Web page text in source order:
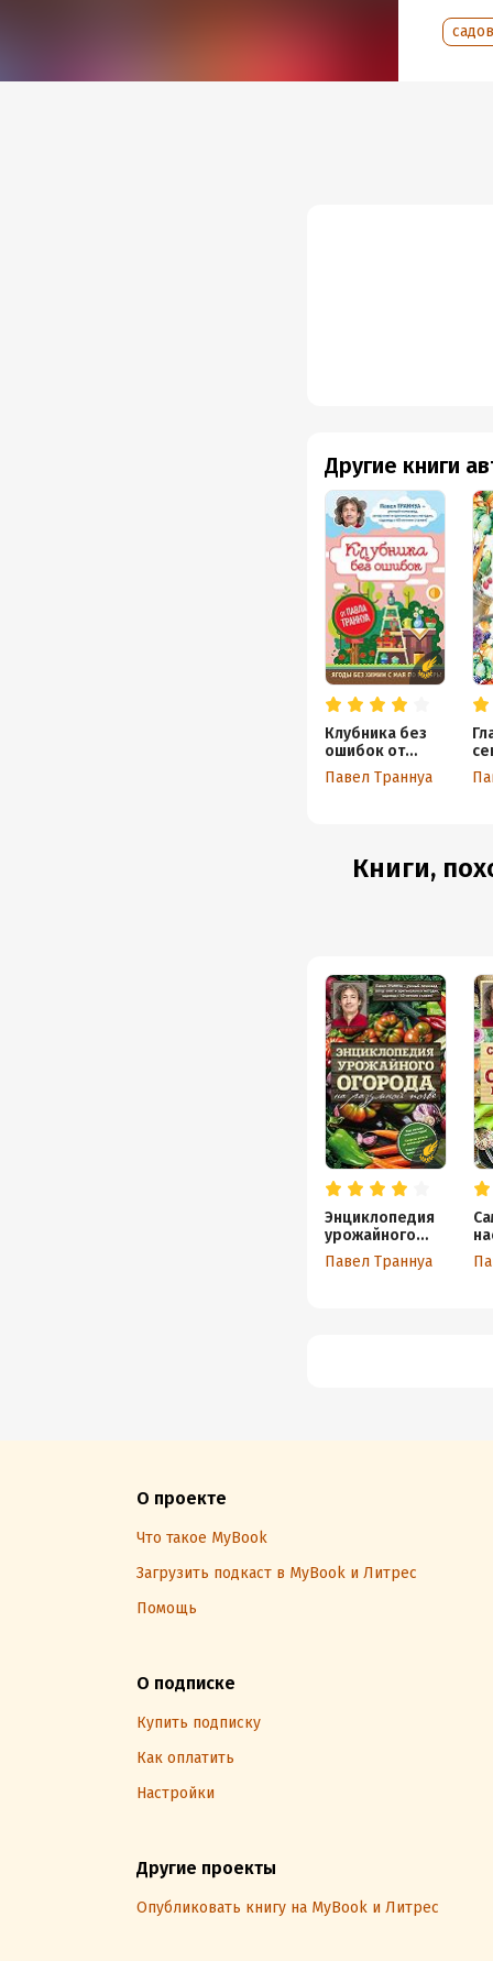
Другие книги
Клубника без
ошибок от
Павла Траннуа
Павел Траннуа
Книги,
Энциклопедия
урожайного
огорода на
разумной почве
Павел Траннуа
и
О проекте
Что такое MyBook
Загрузить подкаст в MyBook и Литрес
Помощь
О подписке
Купить подписку
Как оплатить
Настройки
Другие проекты
Опубликовать книгу на MyBook и Литрес